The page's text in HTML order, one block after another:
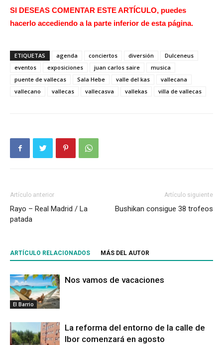
SI DESEAS COMENTAR ESTE ARTÍCULO, puedes
hacerlo accediendo a la parte inferior de esta página.
ETIQUETAS agenda conciertos diversión
Dulceneus
eventos
exposiciones juan carlos saire
musica
puente de vallecas
Sala Hebe valle del kas
vallecana
vallecano
vallecas vallecasva vallekas villa de vallecas
Artículo anterior
Rayo – Real Madrid / La
patada
Artículo siguiente
Bushikan consigue 38 trofeos
ARTÍCULO RELACIONADOS MÁS DEL AUTOR
El Barrio
Nos vamos de vacaciones
La reforma del entorno de la calle de
Ibor comenzará en agosto